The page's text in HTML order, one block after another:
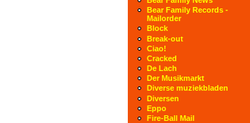
Bear Family Records -
Mailorder
Block
Break-out
Ciao!
Cracked
De Lach
Der Musikmarkt
Diverse muziekbladen
Diversen
Eppo
Fire-Ball Mail